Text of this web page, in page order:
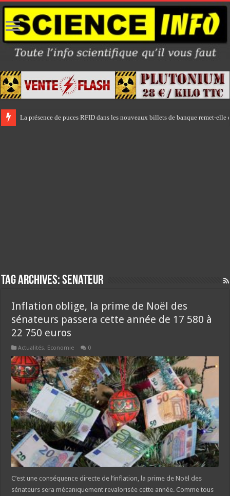
La présence de puces RFID dans les nouveaux billets de banque remet-
Tag Archives:senateur
Inflation oblige, la prime de Noël des
sénateurs passera cette année de 17 580 à
22 750 euros
Actualités, Economie 0
C’est une conséquence directe de l’inflation, la prime de Noël des
sénateurs sera mécaniquement revalorisée cette année. Comme tous